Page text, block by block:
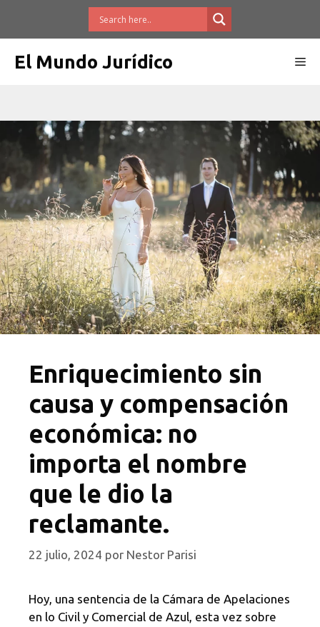
El Mundo Jurídico
Enriquecimiento sin
causa y compensación
económica: no
importa el nombre
que le dio la
reclamante.
22 julio, 2024 por Nestor Parisi
Hoy, una sentencia de la Cámara de Apelaciones
en lo Civil y Comercial de Azul, esta vez sobre